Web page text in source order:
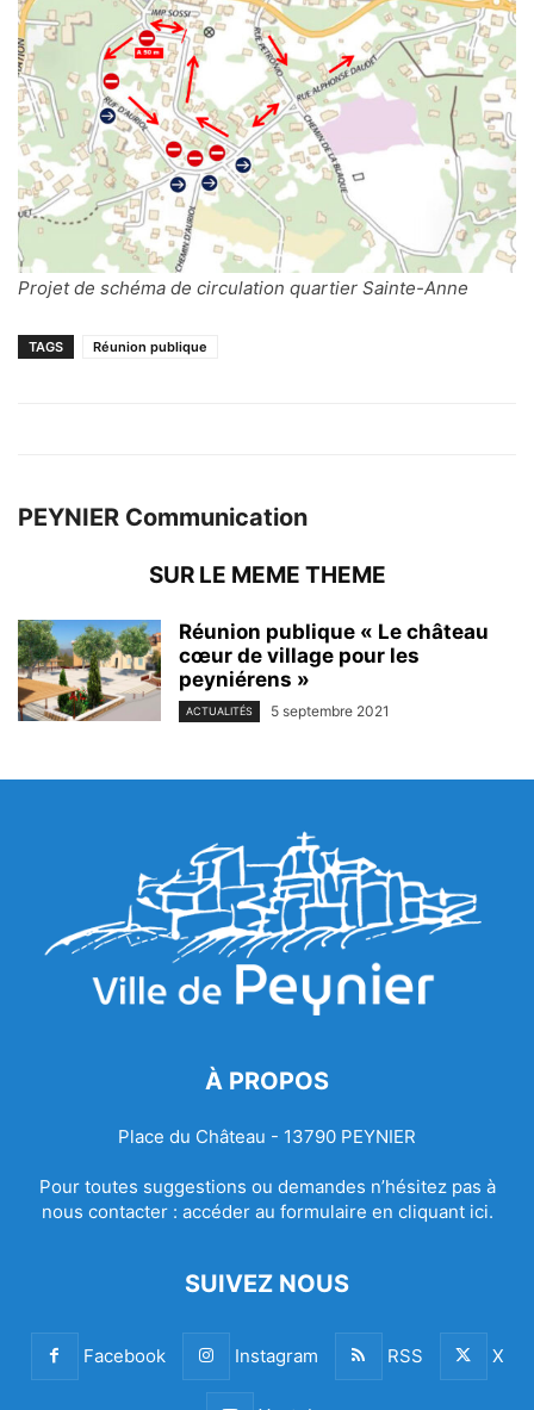
Projet de schéma de circulation quartier Sainte-Anne
TAGS Réunion publique
PEYNIER Communication
SUR LE MEME THEME
Réunion publique « Le château
cœur de village pour les
peyniérens »
ACTUALITÉS 5 septembre 2021
À PROPOS
Place du Château - 13790 PEYNIER
Pour toutes suggestions ou demandes n’hésitez pas à
nous contacter : accéder au formulaire en cliquant ici.
SUIVEZ NOUS
Facebook Instagram RSS X